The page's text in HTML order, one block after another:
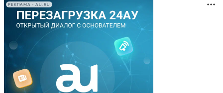
РЕКЛАМА • AU.RU